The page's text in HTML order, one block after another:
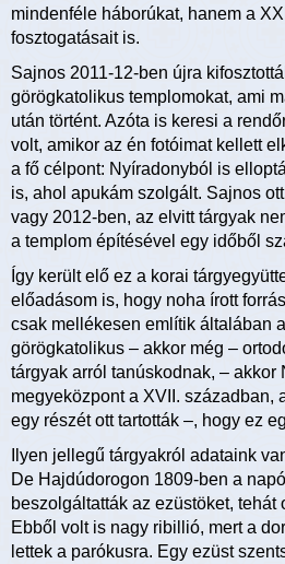
mindenféle háborúkat, hanem a
fosztogatásait is.
Sajnos 2011-12-ben újra
görögkatolikus templomokat, ami
után történt. Azóta is keresi a
volt, amikor az én fotóimat kellett
a fő célpont: Nyíradonyból is
is, ahol apukám szolgált. Sajnos
vagy 2012-ben, az elvitt tárgyak
a templom építésével egy időből
Így került elő ez a korai
előadásom is, hogy noha írott
csak mellékesen említik általában
görögkatolikus – akkor még –
tárgyak arról tanúskodnak, – akkor
megyeközpont a XVII. században,
egy részét ott tartották –, hogy ez
Ilyen jellegű tárgyakról adataink
De Hajdúdorogon 1809-ben a
beszolgáltatták az ezüstöket, tehát
Ebből volt is nagy ribillió, mert a
lettek a parókusra. Egy ezüst